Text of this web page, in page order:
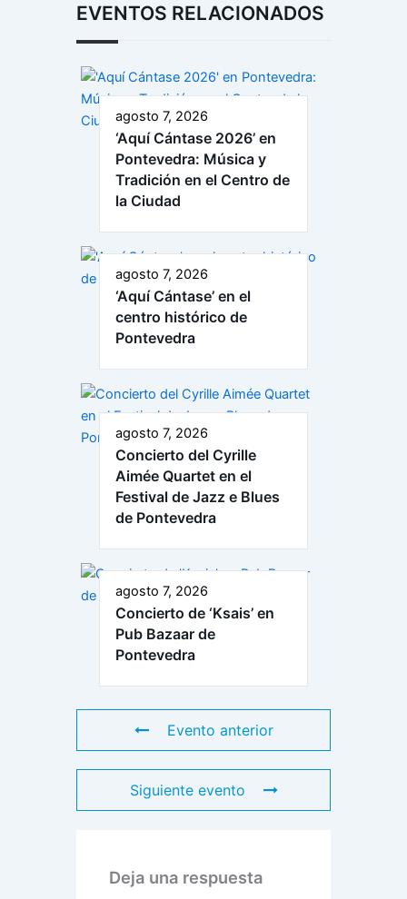
EVENTOS RELACIONADOS
agosto 7, 2026
‘Aquí Cántase 2026’ en
Pontevedra: Música y
Tradición en el Centro de
la Ciudad
agosto 7, 2026
‘Aquí Cántase’ en el
centro histórico de
Pontevedra
agosto 7, 2026
Concierto del Cyrille
Aimée Quartet en el
Festival de Jazz e Blues
de Pontevedra
agosto 7, 2026
Concierto de ‘Ksais’ en
Pub Bazaar de
Pontevedra
Evento anterior
Siguiente evento
Deja una respuesta